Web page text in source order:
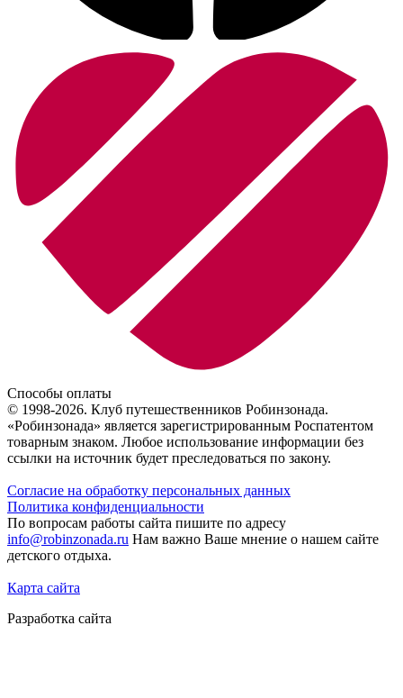
Способы оплаты
© 1998-2026. Клуб путешественников Робинзонада.
«Робинзонада» является зарегистрированным Роспатентом
товарным знаком. Любое использование информации без
ссылки на источник будет преследоваться по закону.
Согласие на обработку персональных данных
Политика конфиденциальности
По вопросам работы сайта пишите по адресу
info@robinzonada.ru Нам важно Ваше мнение о нашем сайте
детского отдыха.
Карта сайта
Разработка сайта